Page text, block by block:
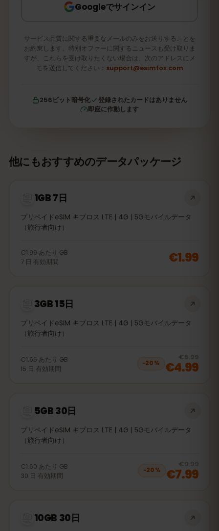
Googleでサインイン
サービス品質に関する重要なメールのみをお送りすることを
お約束します。特別オファーに関するニュースも受け取りま
すが、これらを受け取りたくない場合は、次のアドレスにメ
モを送信してください： support@esimfox.com
256ビット暗号化
登録されたカードはありません
即座に作動します
他にもおすすめのデータパッケージ
1GB 7日
プリペイドeSIM キプロス LTE | 4G | 5Gモバイルデータ
（旅行者向け）
€1.99 あたり GB
7 日 有効期間 €1.99
3GB 15日
プリペイドeSIM キプロス LTE | 4G | 5Gモバイルデータ
（旅行者向け）
€1.66 あたり GB
15 日 有効期間
−20%
€5.99
€4.99
5GB 30日
プリペイドeSIM キプロス LTE | 4G | 5Gモバイルデータ
（旅行者向け）
€1.60 あたり GB
30 日 有効期間
−20%
€9.99
€7.99
10GB 30日